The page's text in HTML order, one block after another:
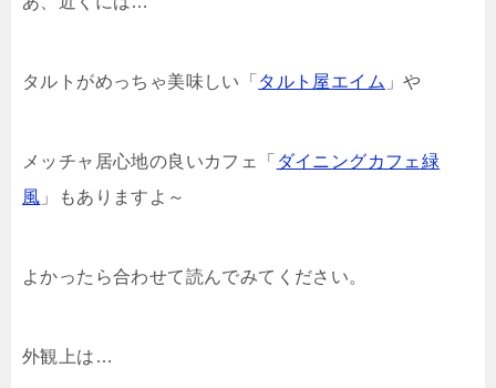
タルトがめっちゃ美味しい「 タルト屋エイム 」や
メッチャ居心地の良いカフェ「 ダイニングカフェ緑
風 」もありますよ～
よかったら合わせて読んでみてください。
外観上は…